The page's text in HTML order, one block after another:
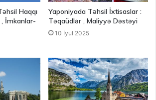
Haqqı
, İmkanlar-
Yaponiyada Təhsil İxtisaslar :
Təqaüdlər , Maliyyə Dəstəyi
10 İyul 2025